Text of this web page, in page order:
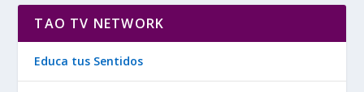
TAO TV NETWORK
Educa tus Sentidos